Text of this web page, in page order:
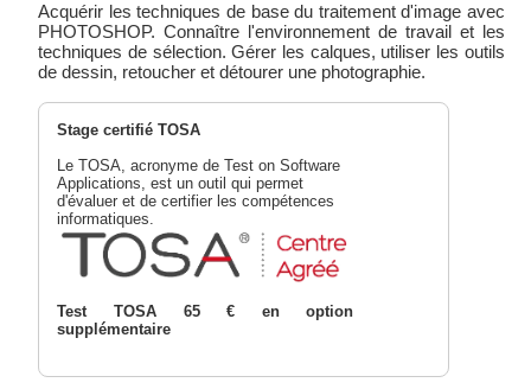
Acquérir les techniques de base du traitement d'image avec
PHOTOSHOP. Connaître l'environnement de travail et les
techniques de sélection. Gérer les calques, utiliser les outils
de dessin, retoucher et détourer une photographie.
Stage certifié TOSA
Le TOSA, acronyme de Test on Software
Applications, est un outil qui permet
d'évaluer et de certifier les compétences
informatiques.
Test TOSA 65 € en option
supplémentaire